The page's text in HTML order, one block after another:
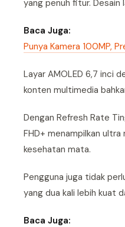
yang penuh fitur.
Baca Juga:
Punya Kamera 100MP,
Layar AMOLED 6,7 inci
konten multimedia
Dengan Refresh Rate
FHD+ menampilkan
kesehatan mata.
Pengguna juga tidak
yang dua kali lebih kuat
Baca Juga: